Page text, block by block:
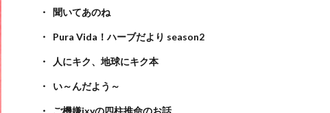
聞いてあのね
Pura Vida！ハーブだより season2
人にキク、地球にキク本
い～んだよう～